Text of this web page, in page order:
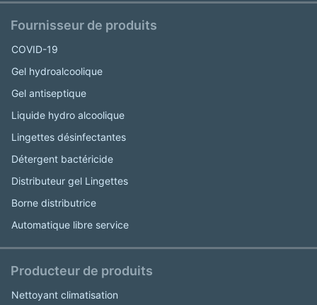
Fournisseur de produits
COVID-19
Gel hydroalcoolique
Gel antiseptique
Liquide hydro alcoolique
Lingettes désinfectantes
Détergent bactéricide
Distributeur gel Lingettes
Borne distributrice
Automatique libre service
Producteur de produits
Nettoyant climatisation